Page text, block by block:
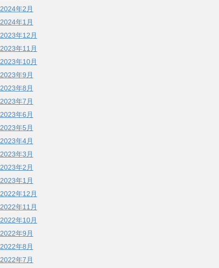
2024年2月
2024年1月
2023年12月
2023年11月
2023年10月
2023年9月
2023年8月
2023年7月
2023年6月
2023年5月
2023年4月
2023年3月
2023年2月
2023年1月
2022年12月
2022年11月
2022年10月
2022年9月
2022年8月
2022年7月